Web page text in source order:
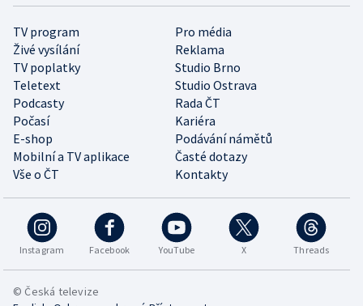
TV program
Pro média
Živé vysílání
Reklama
TV poplatky
Studio Brno
Teletext
Studio Ostrava
Podcasty
Rada ČT
Počasí
Kariéra
E-shop
Podávání námětů
Mobilní a TV aplikace
Časté dotazy
Vše o ČT
Kontakty
Instagram Facebook YouTube X Threads
© Česká televize